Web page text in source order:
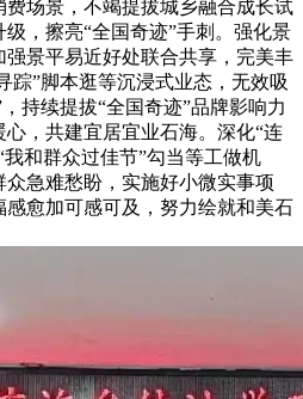
场景，不竭提拔城乡融合成长试
，擦亮“全国奇迹”手刺。强化景
景平易近好处联合共享，完美丰
踪”脚本逛等沉浸式业态，无效吸
持续提拔“全国奇迹”品牌影响力
，共建宜居宜业石海。深化“连
和群众过佳节”勾当等工做机
急难愁盼，实施好小微实事项
感愈加可感可及，努力绘就和美石